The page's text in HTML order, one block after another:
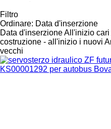
Filtro
Ordinare: Data d'inserzione
Data d'inserzioneAll'inizio cari
costruzione - all'inizio i nuovi
vecchi